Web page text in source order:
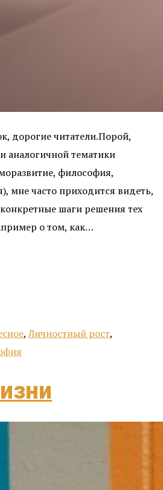
дорогие читатели.Порой,
аналогичной тематики
философия,
мне часто приходится видеть,
шаги решения тех
о том, как…
,Личностный рост,